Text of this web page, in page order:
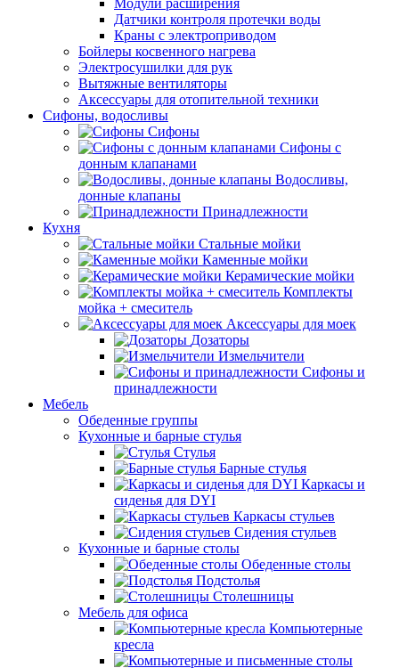
Модули расширения
Датчики контроля протечки воды
Краны с электроприводом
Бойлеры косвенного нагрева
Электросушилки для рук
Вытяжные вентиляторы
Аксессуары для отопительной техники
Сифоны, водосливы
Сифоны
Сифоны с
донным клапанами
Водосливы,
донные клапаны
Принадлежности
Кухня
Стальные мойки
Каменные мойки
Керамические мойки
Комплекты
мойка + смеситель
Аксессуары для моек
Дозаторы
Измельчители
Сифоны и
принадлежности
Мебель
Обеденные группы
Кухонные и барные стулья
Стулья
Барные стулья
Каркасы и
сиденья для DYI
Каркасы стульев
Сидения стульев
Кухонные и барные столы
Обеденные столы
Подстолья
Столешницы
Мебель для офиса
Компьютерные
кресла